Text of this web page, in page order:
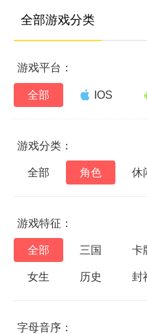
全部游戏分类
游戏平台：
全部 IOS
游戏分类：
全部 角色 休
游戏特征：
全部 三国 卡
女生 历史 封
字母音序：